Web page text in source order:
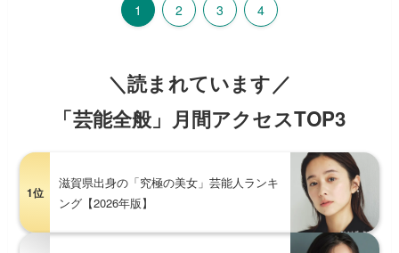
1 2 3 4
＼読まれています／
「芸能全般」月間アクセスTOP3
1位
滋賀県出身の「究極の美女」芸能人ランキ
ング【2026年版】